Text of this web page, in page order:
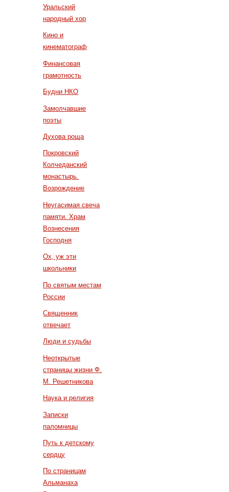
Уральский
народный хор
Кино и
кинематограф
Финансовая
грамотность
Будни НКО
Замолчавшие
поэты
Духова роща
Покровский
Колчеданский
монастырь.
Возрождение
Неугасимая свеча
памяти. Храм
Вознесения
Господня
Ох, уж эти
школьники
По святым местам
России
Священник
отвечает
Люди и судьбы
Неоткрытые
страницы жизни Ф.
М. Решетникова
Наука и религия
Записки
паломницы
Путь к детскому
сердцу
По страницам
Альманаха